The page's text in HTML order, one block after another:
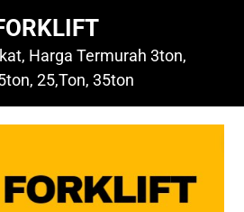
Harga Termurah 3ton,
25,Ton, 35ton